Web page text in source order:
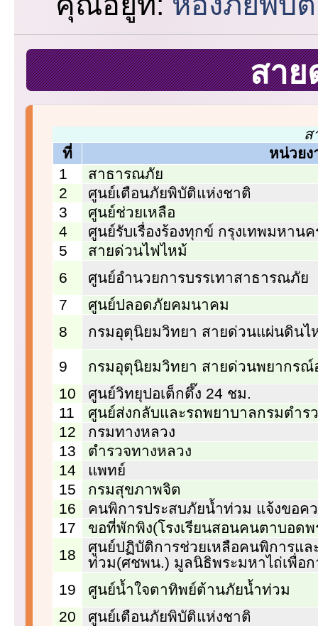
สา
ส
ที่
หน่วยง
1
สาธารณภัย
2
ศูนย์เตือนภัยพิบัติแห่งชาติ
3
ศูนย์ช่วยเหลือ
4
ศูนย์รับเรื่องร้องทุกข์ กรุงเทพมหานค
5
สายด่วนไฟไหม้
6
ศูนย์อำนวยการบรรเทาสาธารณภัย
7
ศูนย์ปลอดภัยคมนาคม
8
กรมอุตุนิยมวิทยา สายด่วนแผ่นดินไ
9
กรมอุตุนิยมวิทยา สายด่วนพยากรณ์
10
ศูนย์วิทยุปอเต็กตึ๊ง 24 ชม.
11
ศูนย์ส่งกลับและรถพยาบาลกรมตำร
12
กรมทางหลวง
13
ตำรวจทางหลวง
14
แพทย์
15
กรมสุขภาพจิต
16
คนพิการประสบภัยน้ำท่วม แจ้งขอค
17
ขอที่พักพิง(โรงเรียนสอนคนตาบอด
18
ศูนย์ปฏิบัติการช่วยเหลือคนพิการแล
ท่วม(ศชพน.) มูลนิธิพระมหาไถ่เพื่อ
19
ศูนย์น้ำใจตาทิพย์ต้านภัยน้ำท่วม
20
ศูนย์เตือนภัยพิบัติแห่งชาติ